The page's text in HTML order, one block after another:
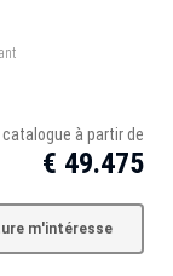
catalogue à partir de
€ 49.475
m'intéresse